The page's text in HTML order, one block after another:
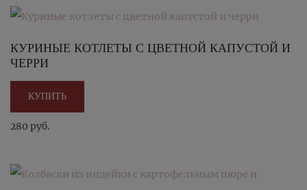
КУРИНЫЕ КОТЛЕТЫ С ЦВЕТНОЙ КАПУСТОЙ И
ЧЕРРИ
КУПИТЬ
280 руб.